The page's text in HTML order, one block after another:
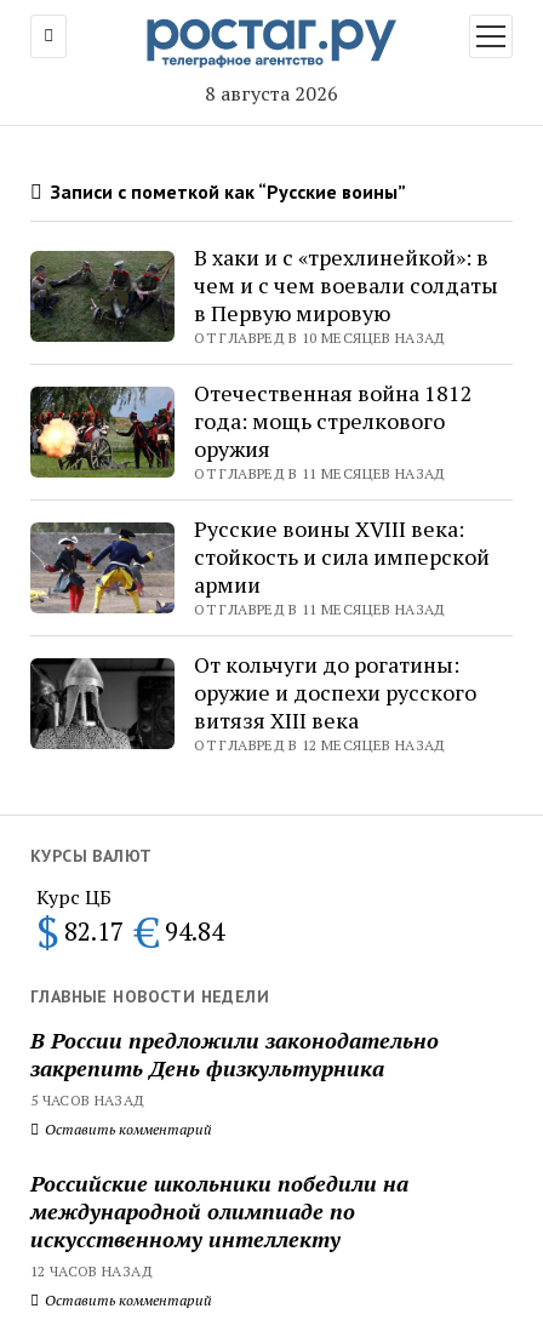
8 августа 2026
меню
КУРСЫ ВАЛЮТ
Курс ЦБ
$ 82.17 € 94.84
ГЛАВНЫЕ НОВОСТИ НЕДЕЛИ
В России предложили законодательно
закрепить День физкультурника
5 ЧАСОВ НАЗАД
Оставить комментарий
Российские школьники победили на
международной олимпиаде по
искусственному интеллекту
12 ЧАСОВ НАЗАД
Оставить комментарий
Записи с пометкой как “Русские воины”
В хаки и с «трехлинейкой»: в
чем и с чем воевали солдаты
в Первую мировую
ОТ ГЛАВРЕД В 10 МЕСЯЦЕВ НАЗАД
Отечественная война 1812
года: мощь стрелкового
оружия
ОТ ГЛАВРЕД В 11 МЕСЯЦЕВ НАЗАД
Русские воины XVIII века:
стойкость и сила имперской
армии
ОТ ГЛАВРЕД В 11 МЕСЯЦЕВ НАЗАД
От кольчуги до рогатины:
оружие и доспехи русского
витязя XIII века
ОТ ГЛАВРЕД В 12 МЕСЯЦЕВ НАЗАД